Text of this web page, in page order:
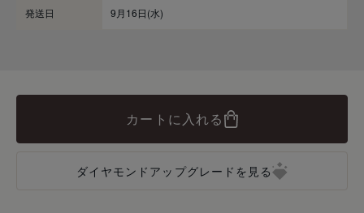
発送日 9月16日(水)
カートに入れる
ダイヤモンドアップグレードを見る